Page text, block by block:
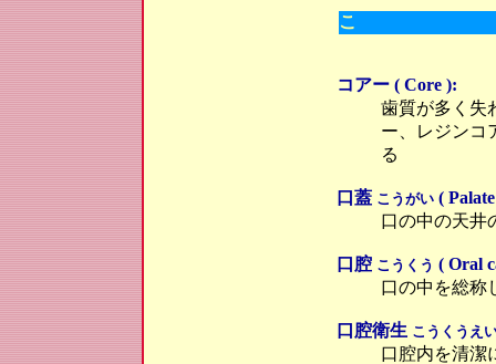
こ
コアー ( Core ):
歯質が多く失
ー、レジンコ
る
口蓋 こうがい (
口の中の天井
口腔 こうくう ( Oral
口の中を総称
口腔衛生 こうくうえ
口腔内を清潔